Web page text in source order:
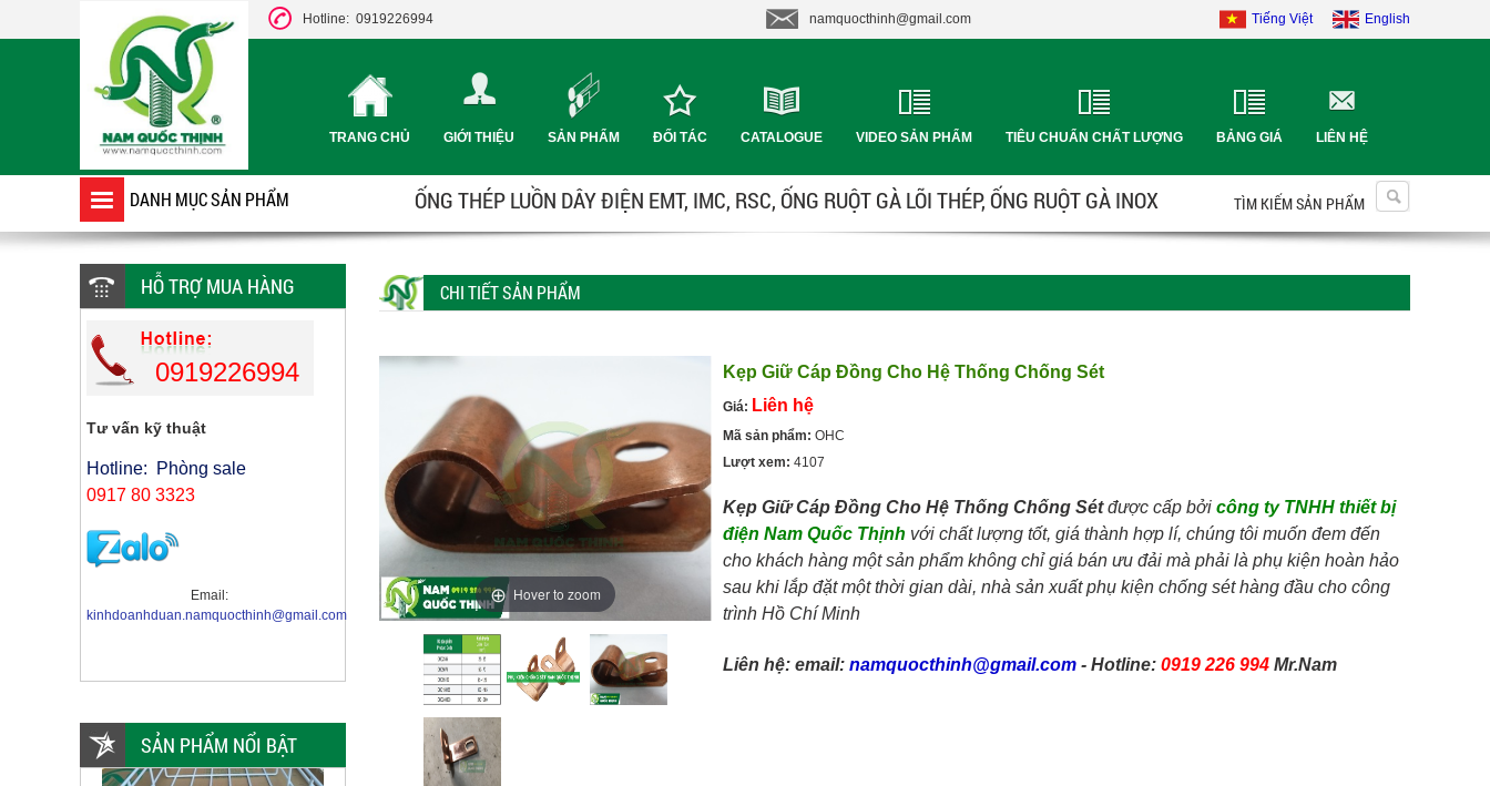
Hotline: 0919226994 namquocthinh@gmail.com Tiếng Việt English
TRANG CHỦ GIỚI THIỆU SẢN PHẨM ĐỐI TÁC CATALOGUE VIDEO SẢN PHẨM TIÊU CHUẨN CHẤT LƯỢNG BẢNG GIÁ LIÊN HỆ
DANH MỤC SẢN PHẨM ỐNG THÉP LUỒN DÂY ĐIỆN EMT, IMC, RSC, ỐNG RUỘT GÀ LÕI THÉP, ỐNG RUỘT GÀ INOX TÌM KIẾM SẢN PHẨM
HỖ TRỢ MUA HÀNG
0919226994
Tư vấn kỹ thuật
Hotline: Phòng sale
0917 80 3323
Email:
kinhdoanhduan.namquocthinh@gmail.com
SẢN PHẨM NỔI BẬT
CHI TIẾT SẢN PHẨM
Hover to zoom
Kẹp Giữ Cáp Đồng Cho Hệ Thống Chống Sét
Giá: Liên hệ
Mã sản phẩm: OHC
Lượt xem: 4107
Kẹp Giữ Cáp Đồng Cho Hệ Thống Chống Sétđược cấp bởi công ty TNHH thiết bị
điện Nam Quốc Thịnh với chất lượng tốt, giá thành hợp lí, chúng tôi muốn đem đến
cho khách hàng một sản phẩm không chỉ giá bán ưu đải mà phải là phụ kiện hoàn hảo
sau khi lắp đặt một thời gian dài, nhà sản xuất phụ kiện chống sét hàng đầu cho công
trình Hồ Chí Minh
Liên hệ: email: namquocthinh@gmail.com - Hotline: 0919 226 994 Mr.Nam